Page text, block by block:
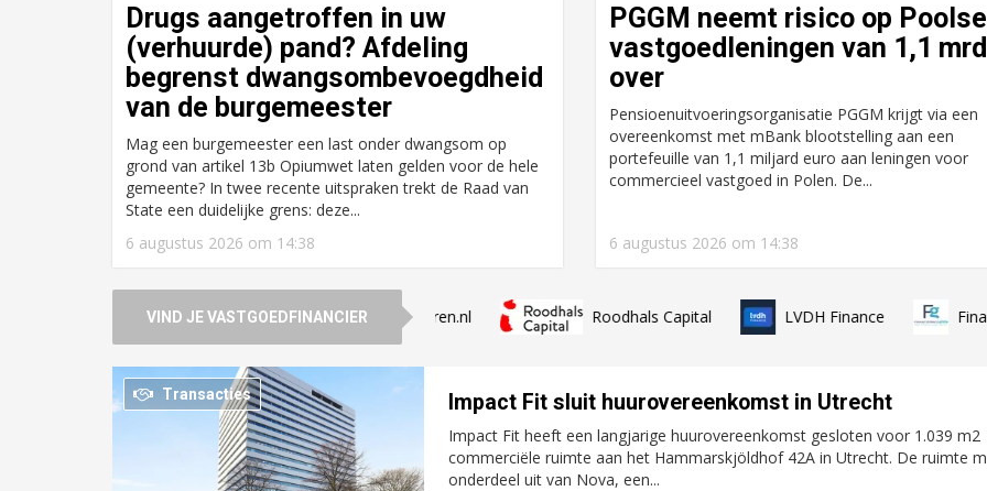
Drugs aangetroffen in uw
(verhuurde) pand? Afdeling
begrenst dwangsombevoegdheid
van de burgemeester
Mag een burgemeester een last onder dwangsom op
grond van artikel 13b Opiumwet laten gelden voor de hele
gemeente? In twee recente uitspraken trekt de Raad van
State een duidelijke grens: deze...
6 augustus 2026 om 14:38
PGGM neemt risico op Poolse
vastgoedleningen van 1,1 mrd
over
Pensioenuitvoeringsorganisatie PGGM krijgt via een
overeenkomst met mBank blootstelling aan een
portefeuille van 1,1 miljard euro aan leningen voor
commercieel vastgoed in Polen. De...
6 augustus 2026 om 14:38
Achtergrond
Particulieren pakken
kansen op
kantorenmarkt,
institutionelen zitten
op het vinkentouw
Achtergrond
Koopwoningen
bouwen als corporatie:
‘Geen doel op zich,
maar een middel om
betere buurten te
Bedrijvigheid
de ruimtelijke
'Vier jaar
het vooral over
VIND JE VASTGOEDFINANCIER
Vastgoedfinancieringen Financieren.nl Roodhals Capital LVDH Finance
Transacties Impact Fit sluit huurovereenkomst in Utrecht
Impact Fit heeft een langjarige huurovereenkomst gesloten voor 1.039 m2
commerciële ruimte aan het Hammarskjöldhof 42A in Utrecht. De ruimte
onderdeel uit van Nova, een...